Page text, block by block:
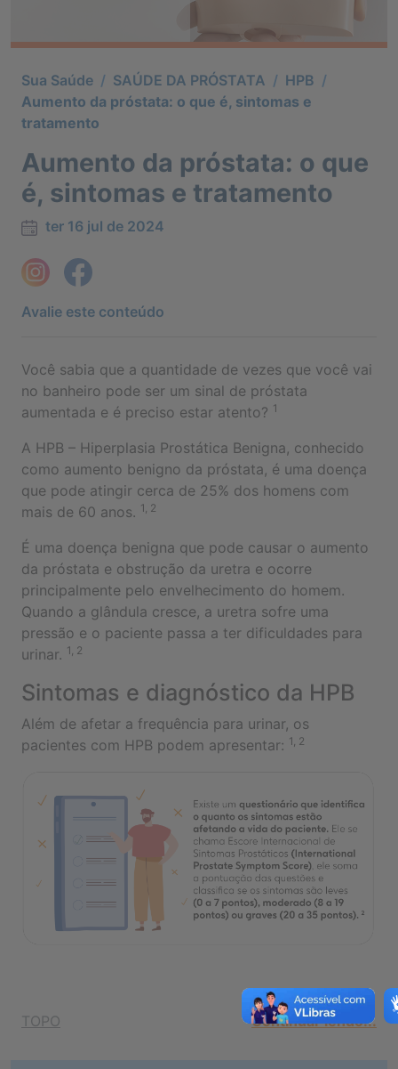
Sua Saúde / SAÚDE DA PRÓSTATA / HPB /
Aumento da próstata: o que é, sintomas e
tratamento
Aumento da próstata: o que
é, sintomas e tratamento
ter 16 jul de 2024
Avalie este conteúdo
Você sabia que a quantidade de vezes que você vai
no banheiro pode ser um sinal de próstata
aumentada e é preciso estar atento? 1
A HPB – Hiperplasia Prostática Benigna, conhecido
como aumento benigno da próstata, é uma doença
que pode atingir cerca de 25% dos homens com
mais de 60 anos. 1, 2
É uma doença benigna que pode causar o aumento
da próstata e obstrução da uretra e ocorre
principalmente pelo envelhecimento do homem.
Quando a glândula cresce, a uretra sofre uma
pressão e o paciente passa a ter dificuldades para
urinar. 1, 2
Sintomas e diagnóstico da HPB
Além de afetar a frequência para urinar, os
pacientes com HPB podem apresentar: 1, 2
TOPO Continuar lendo...